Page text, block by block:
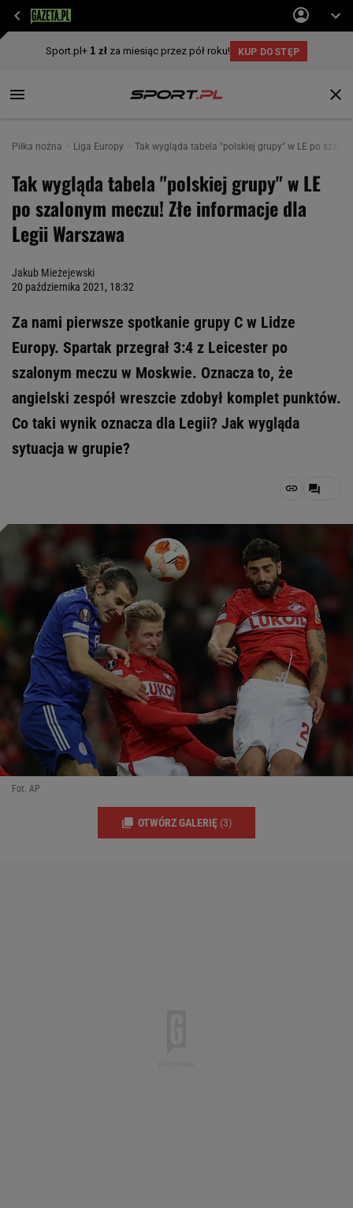
Piłka nożna Liga Europy Tak wygląda tabela "polskiej grupy" w LE po
Tak wygląda tabela "polskiej grupy" w LE
po szalonym meczu! Złe informacje dla
Legii Warszawa
Jakub Mieżejewski
20 października 2021, 18:32
Za nami pierwsze spotkanie grupy C w Lidze
Europy. Spartak przegrał 3:4 z Leicester po
szalonym meczu w Moskwie. Oznacza to, że
angielski zespół wreszcie zdobył komplet punktów.
Co taki wynik oznacza dla Legii? Jak wygląda
sytuacja w grupie?
Fot. AP
OTWÓRZ GALERIĘ (3)